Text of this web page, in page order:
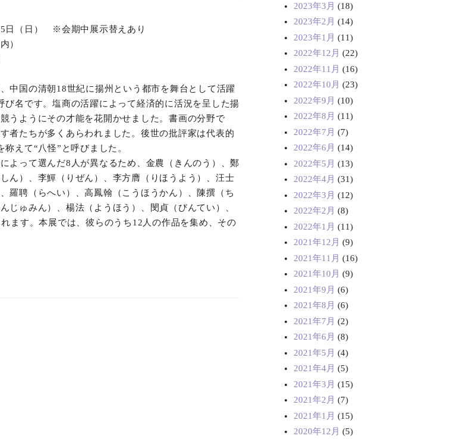
（日） ※会期中展示替えあり
）
中国の清朝18世紀に揚州という都市を舞台として活躍
び名です。塩商の活躍によって経済的に活況を呈した揚
うようにその才能を花開かせました。書画の分野で
者たちが多くあらわれました。後世の批評家は代表的
えて“八怪”と呼びました。
よって選んだ8人が異なるため、金農（きんのう）、鄭
ん）、李鱓（りぜん）、李方膺（りほうよう）、汪士
羅聘（らへい）、高鳳翰（こうほうかん）、陳撰（ち
じゅみん）、楊法（ようほう）、閔貞（びんてい）、
ます。本展では、彼らのうち12人の作品を集め、その
2023年3月 (18)
2023年2月 (14)
2023年1月 (11)
2022年12月 (22)
2022年11月 (16)
2022年10月 (23)
2022年9月 (10)
2022年8月 (11)
2022年7月 (7)
2022年6月 (14)
2022年5月 (13)
2022年4月 (31)
2022年3月 (12)
2022年2月 (8)
2022年1月 (11)
2021年12月 (9)
2021年11月 (16)
2021年10月 (9)
2021年9月 (6)
2021年8月 (6)
2021年7月 (2)
2021年6月 (8)
2021年5月 (4)
2021年4月 (5)
2021年3月 (15)
2021年2月 (7)
2021年1月 (15)
2020年12月 (5)